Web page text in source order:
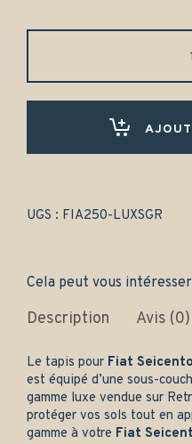
luxe
UGS : FIA250-LUXSGR
Cela peut vous intéresser
Description Avis (0)
Le tapis pour Fiat
est équipé d’une sous-
gamme luxe vendue sur
protéger vos sols tout en
gamme à votre Fiat